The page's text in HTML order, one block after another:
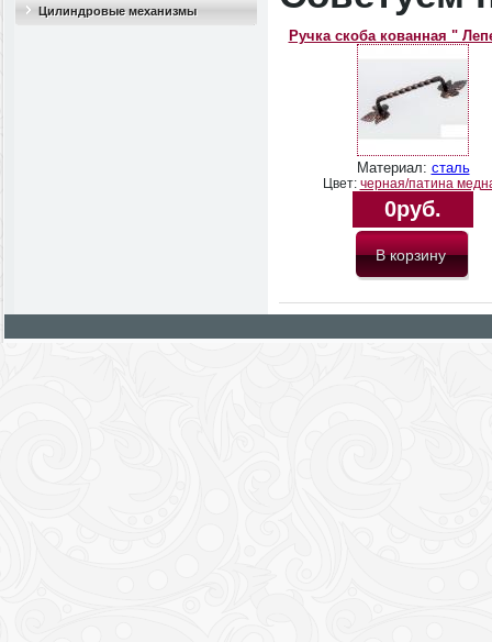
Цилиндровые механизмы
Ручка скоба кованная "
Материал: сталь
Цвет: черная/патина
0руб.